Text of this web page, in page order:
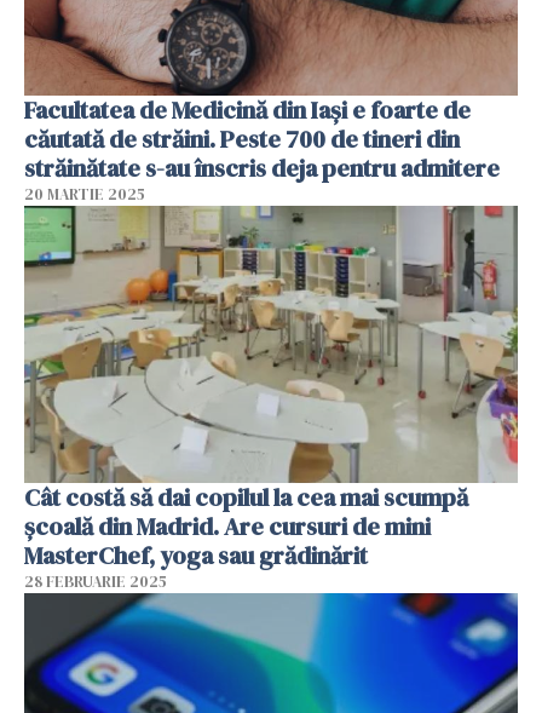
Facultatea de Medicină din Iași e foarte de
căutată de străini. Peste 700 de tineri din
străinătate s-au înscris deja pentru admitere
20 MARTIE 2025
Cât costă să dai copilul la cea mai scumpă
școală din Madrid. Are cursuri de mini
MasterChef, yoga sau grădinărit
28 FEBRUARIE 2025